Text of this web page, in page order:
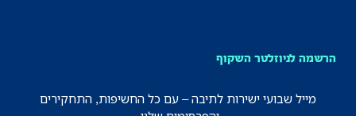
הרשמה לניוזלטר השקוף
מייל שבועי ישירות לתיבה – עם כל החשיפות, התחקירים